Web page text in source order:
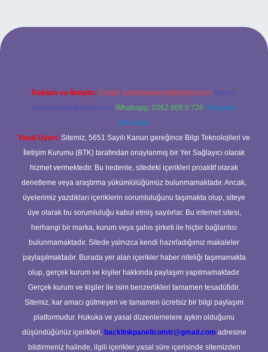
Reklam ve İletişim: E-mail: backlinkpaneli@gmail.com Teams:
forumhizmeti@gmail.com Whatsapp: 0262 606 0 726 Telegram:
@karabul
Yasal Uyarı: Sitemiz, 5651 Sayılı Kanun gereğince Bilgi Teknolojileri ve
İletişim Kurumu (BTK) tarafından onaylanmış bir Yer Sağlayıcı olarak
hizmet vermektedir. Bu nedenle, sitedeki içerikleri proaktif olarak
denetleme veya araştırma yükümlülüğümüz bulunmamaktadır. Ancak,
üyelerimiz yazdıkları içeriklerin sorumluluğunu taşımakta olup, siteye
üye olarak bu sorumluluğu kabul etmiş sayılırlar. Bu internet sitesi,
herhangi bir marka, kurum veya şahıs şirketi ile hiçbir bağlantısı
bulunmamaktadır. Sitede yalnızca kendi hazırladığımız makaleler
paylaşılmaktadır. Burada yer alan içerikler haber niteliği taşımamakta
olup, gerçek kurum ve kişiler hakkında paylaşım yapılmamaktadır.
Gerçek kurum ve kişiler ile isim benzerlikleri tamamen tesadüfidir.
Sitemiz, kar amacı gütmeyen ve tamamen ücretsiz bir bilgi paylaşım
platformudur. Hukuka ve yasal düzenlemelere aykırı olduğunu
düşündüğünüz içerikleri, backlinkpanelicomtr@gmail.com adresine
bildirmeniz halinde, ilgili içerikler yasal süre içerisinde sitemizden